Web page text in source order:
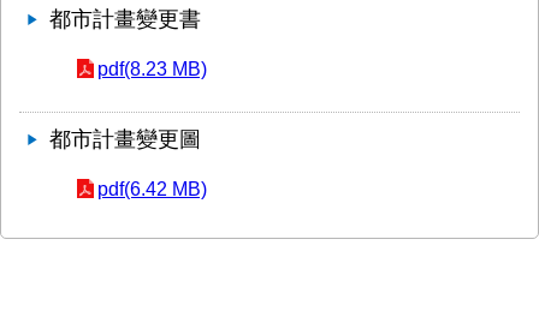
都市計畫變更書
pdf(8.23 MB)
都市計畫變更圖
pdf(6.42 MB)